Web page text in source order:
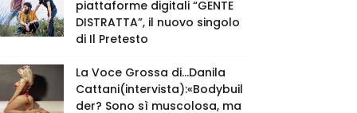
piattaforme digitali “GENTE
DISTRATTA”, il nuovo singolo
di Il Pretesto
La Voce Grossa di…Danila
Cattani(intervista):«Bodybuil
der? Sono sì muscolosa, ma